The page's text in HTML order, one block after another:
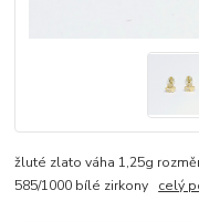
žluté zlato váha 1,25g
585/1000 bílé zirkony celý